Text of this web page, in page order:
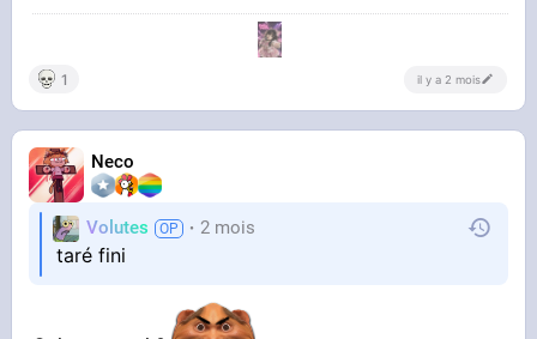
le visage au lieu d'être sur le volant
"pourquoi ça se vend pas
1 il y a 2 mois
Neco
Volutes 2 mois
taré fini